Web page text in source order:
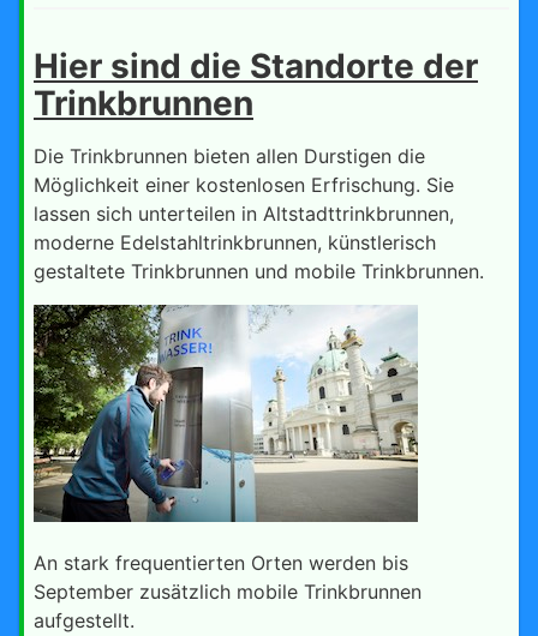
Hier sind die Standorte der
Trinkbrunnen
Die Trinkbrunnen bieten allen Durstigen die
Möglichkeit einer kostenlosen Erfrischung. Sie
lassen sich unterteilen in Altstadttrinkbrunnen,
moderne Edelstahltrinkbrunnen, künstlerisch
gestaltete Trinkbrunnen und mobile Trinkbrunnen.
An stark frequentierten Orten werden bis
September zusätzlich mobile Trinkbrunnen
aufgestellt.